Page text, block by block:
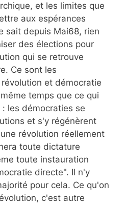
et les limites que
aux espérances
sait depuis Mai68, rien
des élections pour
qui se retrouve
Ce sont les
et démocratie
temps que ce qui
les démocraties se
et s'y régénèrent
révolution réellement
toute dictature
toute instauration
directe". Il n'y
pour cela. Ce qu'on
c'est autre